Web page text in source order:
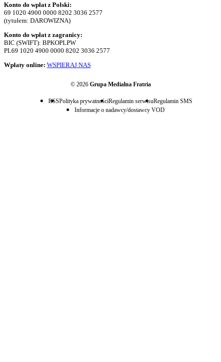
Konto do wpłat z Polski:
69 1020 4900 0000 8202 3036 2577
(tytułem: DAROWIZNA)
Konto do wpłat z zagranicy:
BIC (SWIFT): BPKOPLPW
PL69 1020 4900 0000 8202 3036 2577
Wpłaty online: WSPIERAJ NAS
© 2026 Grupa Medialna Fratria
RSSPolityka prywatnościRegulamin serwisuRegulamin SMS
Informacje o nadawcy/dostawcy VOD